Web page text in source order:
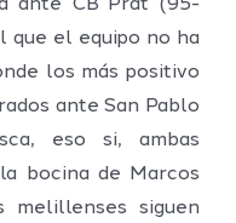
ante CB Prat (95-
el equipo no ha
los más positivo
ante San Pablo
eso si, ambas
bocina de Marcos
melillenses siguen